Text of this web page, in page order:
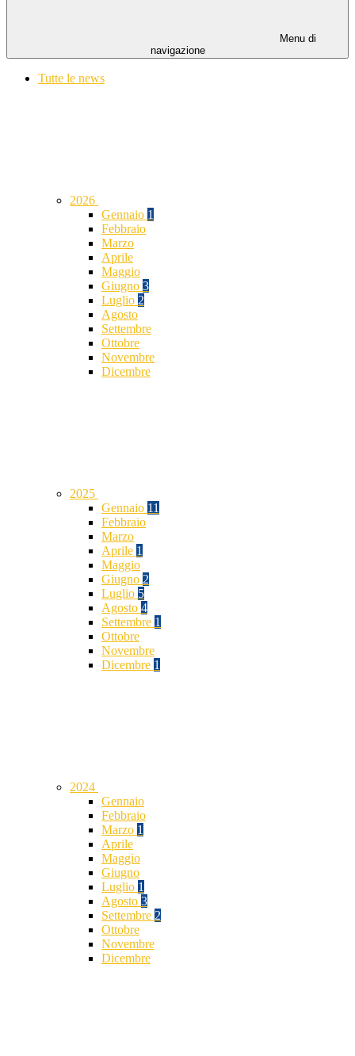
Menu di
navigazione
Tutte le news
2026
Gennaio 1
Febbraio
Marzo
Aprile
Maggio
Giugno 3
Luglio 2
Agosto
Settembre
Ottobre
Novembre
Dicembre
2025
Gennaio 11
Febbraio
Marzo
Aprile 1
Maggio
Giugno 2
Luglio 5
Agosto 4
Settembre 1
Ottobre
Novembre
Dicembre 1
2024
Gennaio
Febbraio
Marzo 1
Aprile
Maggio
Giugno
Luglio 1
Agosto 3
Settembre 2
Ottobre
Novembre
Dicembre